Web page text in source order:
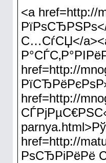
<a href=http://
С…СѓСЏ</
href=http://
href=http://
href=http://
РѕСЂРіРёРё